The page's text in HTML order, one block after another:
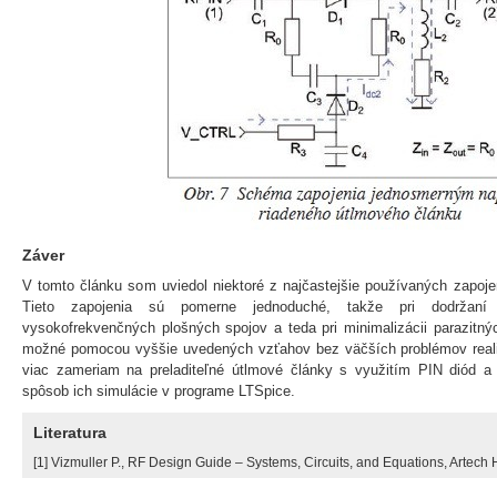
Záver
V tomto článku som uviedol niektoré z najčastejšie používaných
Tieto zapojenia sú pomerne jednoduché, takže pri
vysokofrekvenčných plošných spojov a teda pri minimalizácii
možné pomocou vyššie uvedených vzťahov bez väčších problémov
viac zameriam na preladiteľné útlmové články s využitím PIN diód a
spôsob ich simulácie v programe LTSpice.
Literatura
[1] Vizmuller P., RF Design Guide – Systems, Circuits, and Equations, Artech